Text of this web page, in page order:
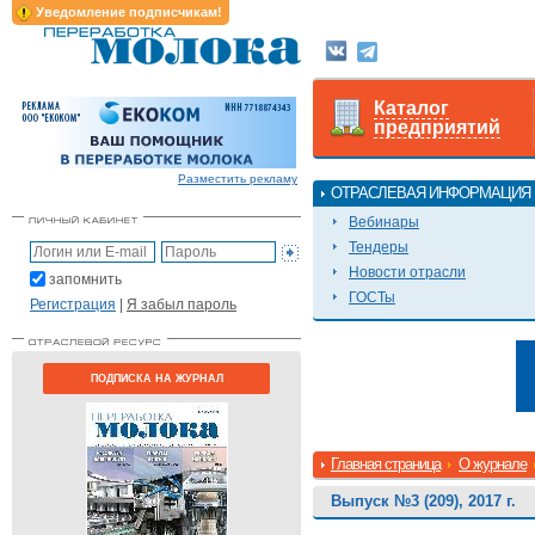
Уведомление подписчикам!
Разместить рекламу
запомнить
Регистрация | Я забыл пароль
ПОДПИСКА НА ЖУРНАЛ
Каталог
предприятий
ОТРАСЛЕВАЯ ИНФОРМАЦИЯ
Вебинары
Тендеры
Новости отрасли
ГОСТы
Главная страница О журнале
Выпуск №3 (209), 2017 г.